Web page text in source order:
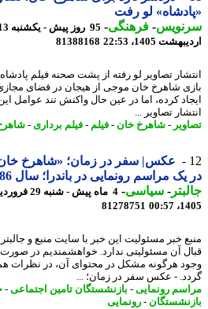
لو رفت
-فرهنگی-
95 روز پیش - یکشنبه 13
1405، 22:53
81388168
تصاویر لو رفته از پشت صحنه فیلم پادشاه با
شاهرخ خان موجی از هیجان در فضای مجازی
کرده، اما در عین حال واکنش تند عوامل این
تصاویر ...
-شاهرخ خان -فیلم -فیلم برداری- شاهرخ-
عکس| سفر در زمان؛ «شاهرخ خان»
مراسم رونمایی در باندرا؛ سال 1386
-سیاسی-
4 ماه پیش - شنبه 29 فروردین
81278751
خبر مسئولیت این خبر با سایت منبع و جالبتر در
آن مسئولیتی ندارد. خواهشمندیم در صورت
هرگونه مشکل در محتوای آن، در نظرات همین
- عکس سفر در زمان؛ ...
رونمایی-بازنشستگان تامین اجتماعی-خبر
-رونمایی